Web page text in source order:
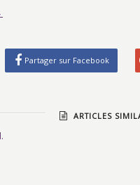
Partager sur Facebook
ARTICLES